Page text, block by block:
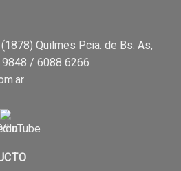
Quilmes Pcia. de Bs. As,
/ 6088 6266